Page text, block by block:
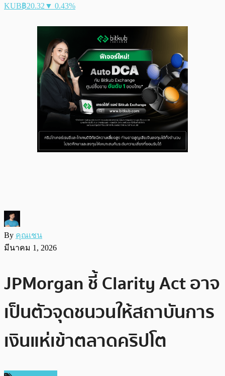
KUB฿20.32 ▼ 0.43%
By คุณเชน
มีนาคม 1, 2026
JPMorgan ชี้ Clarity Act อาจ
เป็นตัวจุดชนวนให้สถาบันการ
เงินแห่เข้าตลาดคริปโต